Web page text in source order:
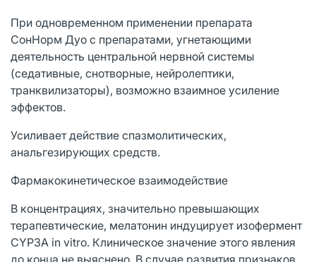
При одновременном применении препарата
СонНорм Дуо с препаратами, угнетающими
деятельность центральной нервной системы
(седативные, снотворные, нейролептики,
транквилизаторы), возможно взаимное усиление
эффектов.
Усиливает действие спазмолитических,
анальгезирующих средств.
Фармакокинетическое взаимодействие
В концентрациях, значительно превышающих
терапевтические, мелатонин индуцирует изофермент
CYP3A in vitro. Клиническое значение этого явления
до конца не выяснено. В случае развития признаков